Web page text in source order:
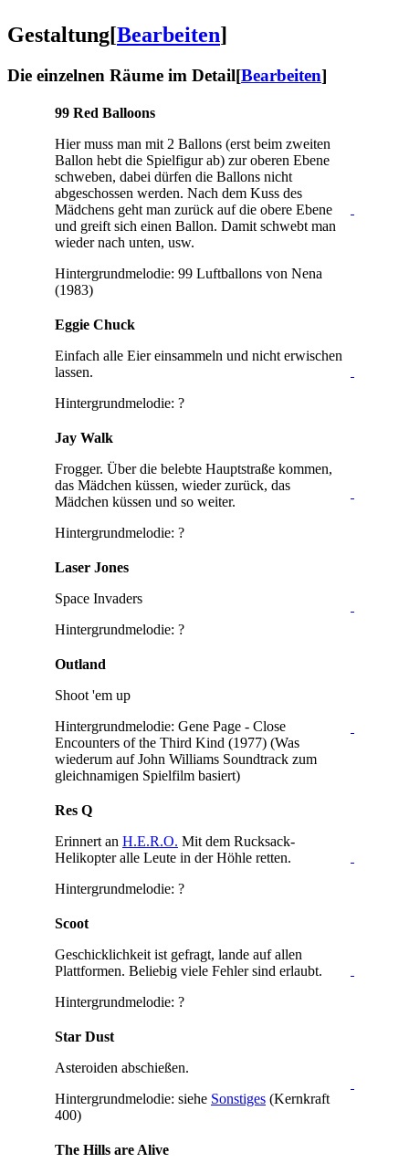
Gestaltung[Bearbeiten]
Die einzelnen Räume im Detail[Bearbeiten]
99 Red Balloons
Hier muss man mit 2 Ballons (erst beim zweiten
Ballon hebt die Spielfigur ab) zur oberen Ebene
schweben, dabei dürfen die Ballons nicht
abgeschossen werden. Nach dem Kuss des
Mädchens geht man zurück auf die obere Ebene
und greift sich einen Ballon. Damit schwebt man
wieder nach unten, usw.
Hintergrundmelodie: 99 Luftballons von Nena
(1983)
Eggie Chuck
Einfach alle Eier einsammeln und nicht erwischen
lassen.
Hintergrundmelodie: ?
Jay Walk
Frogger. Über die belebte Hauptstraße kommen,
das Mädchen küssen, wieder zurück, das
Mädchen küssen und so weiter.
Hintergrundmelodie: ?
Laser Jones
Space Invaders
Hintergrundmelodie: ?
Outland
Shoot 'em up
Hintergrundmelodie: Gene Page - Close
Encounters of the Third Kind (1977) (Was
wiederum auf John Williams Soundtrack zum
gleichnamigen Spielfilm basiert)
Res Q
Erinnert an H.E.R.O. Mit dem Rucksack-
Helikopter alle Leute in der Höhle retten.
Hintergrundmelodie: ?
Scoot
Geschicklichkeit ist gefragt, lande auf allen
Plattformen. Beliebig viele Fehler sind erlaubt.
Hintergrundmelodie: ?
Star Dust
Asteroiden abschießen.
Hintergrundmelodie: siehe Sonstiges (Kernkraft
400)
The Hills are Alive